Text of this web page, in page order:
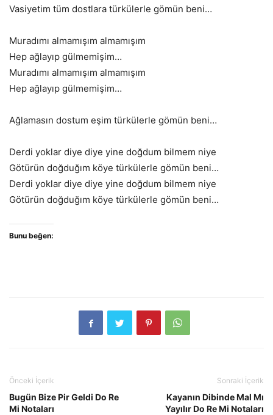
Vasiyetim tüm dostlara türkülerle gömün beni…
Muradımı almamışım almamışım
Hep ağlayıp gülmemişim…
Muradımı almamışım almamışım
Hep ağlayıp gülmemişim…
Ağlamasın dostum eşim türkülerle gömün beni…
Derdi yoklar diye diye yine doğdum bilmem niye
Götürün doğduğım köye türkülerle gömün beni…
Derdi yoklar diye diye yine doğdum bilmem niye
Götürün doğduğım köye türkülerle gömün beni…
Bunu beğen:
Önceki İçerik
Bugün Bize Pir Geldi Do Re
Mi Notaları
Sonraki İçerik
Kayanın Dibinde Mal Mı
Yayılır Do Re Mi Notaları